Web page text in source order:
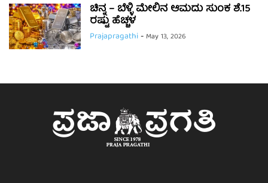
ಚಿನ್ನ – ಬೆಳ್ಳಿ ಮೇಲಿನ ಆಮದು ಸುಂಕ ಶೆ.15
ರಷ್ಟು ಹೆಚ್ಚಳ
Prajapragathi- May 13, 2026